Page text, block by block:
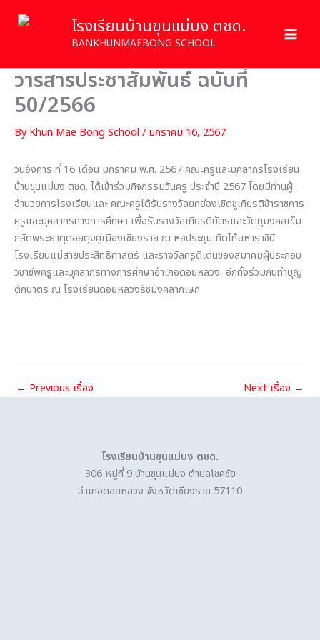
โรงเรียนบ้านขุนแม่บง ตชด.
BANKHUNMAEBONG SCHOOL
วารสารประชาสัมพันธ์ ฉบับที่
50/2566
ByKhun Mae Bong School /มกราคม 16, 2567
วันอังคาร ที่ 16 เดือน มกราคม พ.ศ. 2567 คณะครูและบุคลากรโรงเรียน
บ้านขุนแม่บง ตชด. ได้เข้าร่วมกิจกรรมวันครู ประจำปี 2567 โดยมีท่านผู้
อำนวยการโรงเรียนและ คณะครูได้รับรางวัลยกย่องเชิดชูเกียรติข้าราชการ
ครูและบุคลากรทางการศึกษา เพื่อรับรางวัลเกียรติบัตรและวัตถุมงคลเข็ม
กลัดพระธาตุดอยตุงคู่เมืองเชียงราย ณ หอประชุมเทิดไท้มหาราชินี
โรงเรียนแม่สายประสิทธิศาสตร์ และรางวัลครูดีเด่นของสมาคมผู้ประกอบ
วิชาชีพครูและบุคลากรทางการศึกษาอำเภอดอยหลวง อีกทั้งร่วมกันทำบุญ
ตักบาตร ณ โรงเรียนดอยหลวงรัชมังคลาภิเษก
← Previous เรื่อง Next เรื่อง →
โรงเรียนบ้านขุนแม่บง ตชด.
306 หมู่ที่ 9 บ้านขุนแม่บง ตำบลโชคชัย
อำเภอดอยหลวง จังหวัดเชียงราย 57110